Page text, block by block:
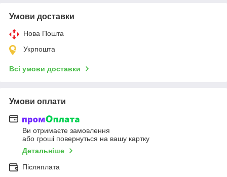
Умови доставки
Нова Пошта
Укрпошта
Всі умови доставки
Умови оплати
Ви отримаєте замовлення
або гроші повернуться на вашу картку
Детальніше
Післяплата